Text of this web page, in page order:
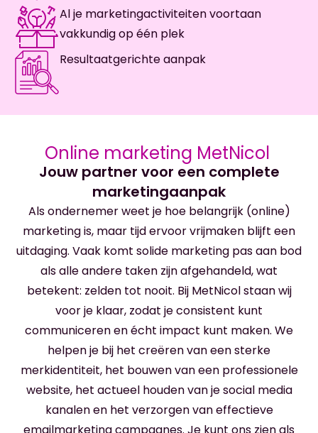
Al je marketingactiviteiten voortaan
vakkundig op één plek
Resultaatgerichte aanpak
Online marketing MetNicol
Jouw partner voor een complete
marketingaanpak
Als ondernemer weet je hoe belangrijk (online)
marketing is, maar tijd ervoor vrijmaken blijft een
uitdaging. Vaak komt solide marketing pas aan bod
als alle andere taken zijn afgehandeld, wat
betekent: zelden tot nooit. Bij MetNicol staan wij
voor je klaar, zodat je consistent kunt
communiceren en écht impact kunt maken. We
helpen je bij het creëren van een sterke
merkidentiteit, het bouwen van een professionele
website, het actueel houden van je social media
kanalen en het verzorgen van effectieve